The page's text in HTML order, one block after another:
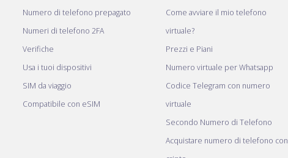
Numero di telefono prepagato
Numeri di telefono 2FA
Verifiche
Usa i tuoi dispositivi
SIM da viaggio
Compatibile con eSIM
Come avviare il mio telefono
virtuale?
Prezzi e Piani
Numero virtuale per Whatsapp
Codice Telegram con numero
virtuale
Secondo Numero di Telefono
Acquistare numero di telefono con